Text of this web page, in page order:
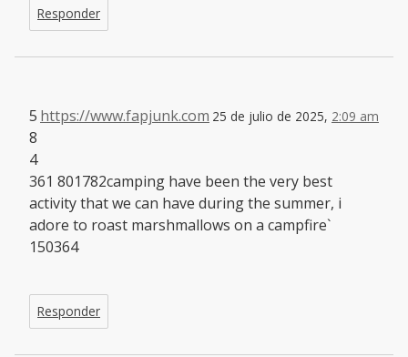
Responder
https://www.fapjunk.com 25 de julio de 2025, 2:09 am
5
8
4
361 801782camping have been the very best
activity that we can have during the summer, i
adore to roast marshmallows on a campfire`
150364
Responder